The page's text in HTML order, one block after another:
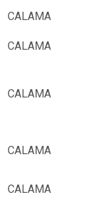
CALAMA
CALAMA
CALAMA
CALAMA
CALAMA